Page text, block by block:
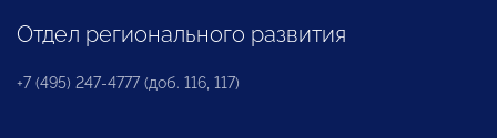
Отдел регионального развития
+7 (495) 247-4777 (доб. 116, 117)